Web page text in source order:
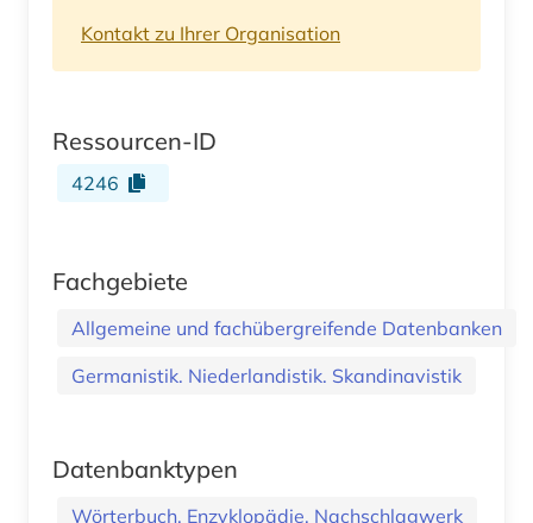
Kontakt zu Ihrer Organisation
Ressourcen-ID
4246
Fachgebiete
Allgemeine und fachübergreifende Datenbanken
Germanistik. Niederlandistik. Skandinavistik
Datenbanktypen
Wörterbuch, Enzyklopädie, Nachschlagwerk